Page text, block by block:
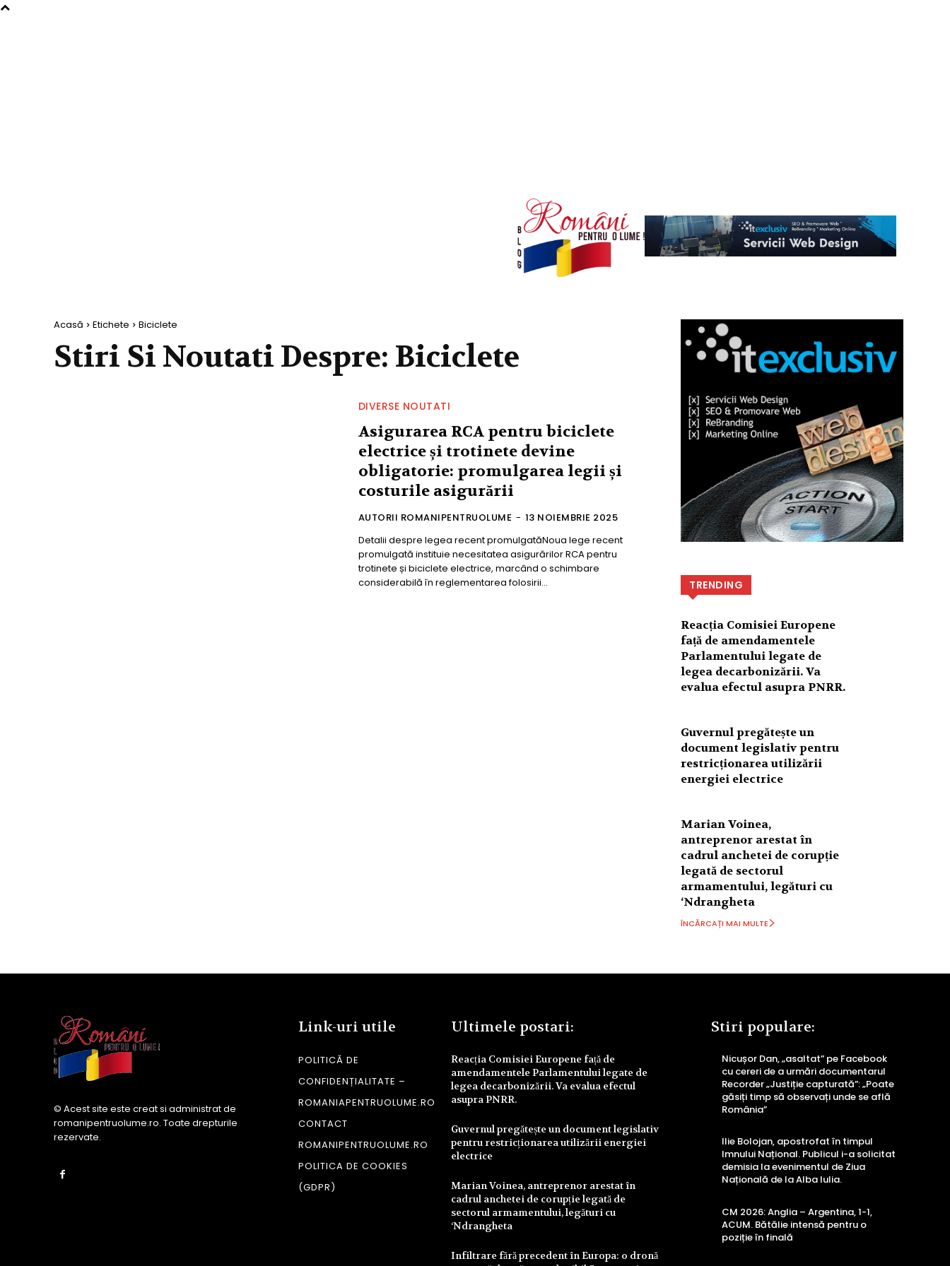
Acasă Etichete Biciclete
Stiri Si Noutati Despre: Biciclete
DIVERSE NOUTATI
Asigurarea RCA pentru biciclete
electrice și trotinete devine
obligatorie: promulgarea legii și
costurile asigurării
AUTORII ROMANIPENTRUOLUME - 13 NOIEMBRIE 2025
Detalii despre legea recent promulgatăNoua lege recent
promulgată instituie necesitatea asigurărilor RCA pentru
trotinete și biciclete electrice, marcând o schimbare
considerabilă în reglementarea folosirii...
TRENDING
Reacția Comisiei Europene
față de amendamentele
Parlamentului legate de
legea decarbonizării. Va
evalua efectul asupra PNRR.
Guvernul pregătește un
document legislativ pentru
restricționarea utilizării
energiei electrice
Marian Voinea,
antreprenor arestat în
cadrul anchetei de corupție
legată de sectorul
armamentului, legături cu
‘Ndrangheta
ÎNCĂRCAȚI MAI MULTE
© Acest site este creat si administrat de
romanipentruolume.ro. Toate drepturile
rezervate.
Link-uri utile
POLITICĂ DE
CONFIDENȚIALITATE –
ROMANIAPENTRUOLUME.RO
CONTACT
ROMANIPENTRUOLUME.RO
POLITICA DE COOKIES
(GDPR)
Ultimele postari:
Reacția Comisiei Europene față de
amendamentele Parlamentului legate de
legea decarbonizării. Va evalua efectul
asupra PNRR.
Guvernul pregătește un document legislativ
pentru restricționarea utilizării energiei
electrice
Marian Voinea, antreprenor arestat în
cadrul anchetei de corupție legată de
sectorul armamentului, legături cu
‘Ndrangheta
Infiltrare fără precedent în Europa: o dronă
Stiri populare:
Nicușor Dan, „asaltat” pe Facebook
cu cereri de a urmări documentarul
Recorder „Justiție capturată”: „Poate
găsiți timp să observați unde se află
România”
Ilie Bolojan, apostrofat în timpul
Imnului Național. Publicul i-a solicitat
demisia la evenimentul de Ziua
Națională de la Alba Iulia.
CM 2026: Anglia – Argentina, 1-1,
ACUM. Bătălie intensă pentru o
poziție în finală